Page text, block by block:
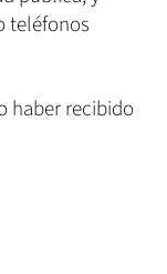
teléfonos
haber recibido